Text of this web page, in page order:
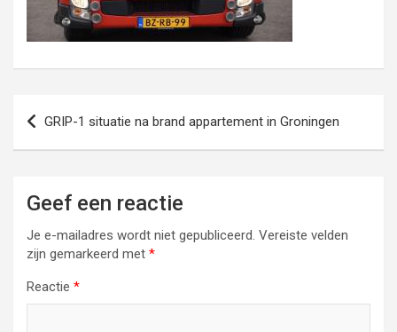
Bericht
navigatie
GRIP-1 situatie na brand appartement in Groningen
Geef een reactie
Je e-mailadres wordt niet gepubliceerd. Vereiste velden
zijn gemarkeerd met *
Reactie *